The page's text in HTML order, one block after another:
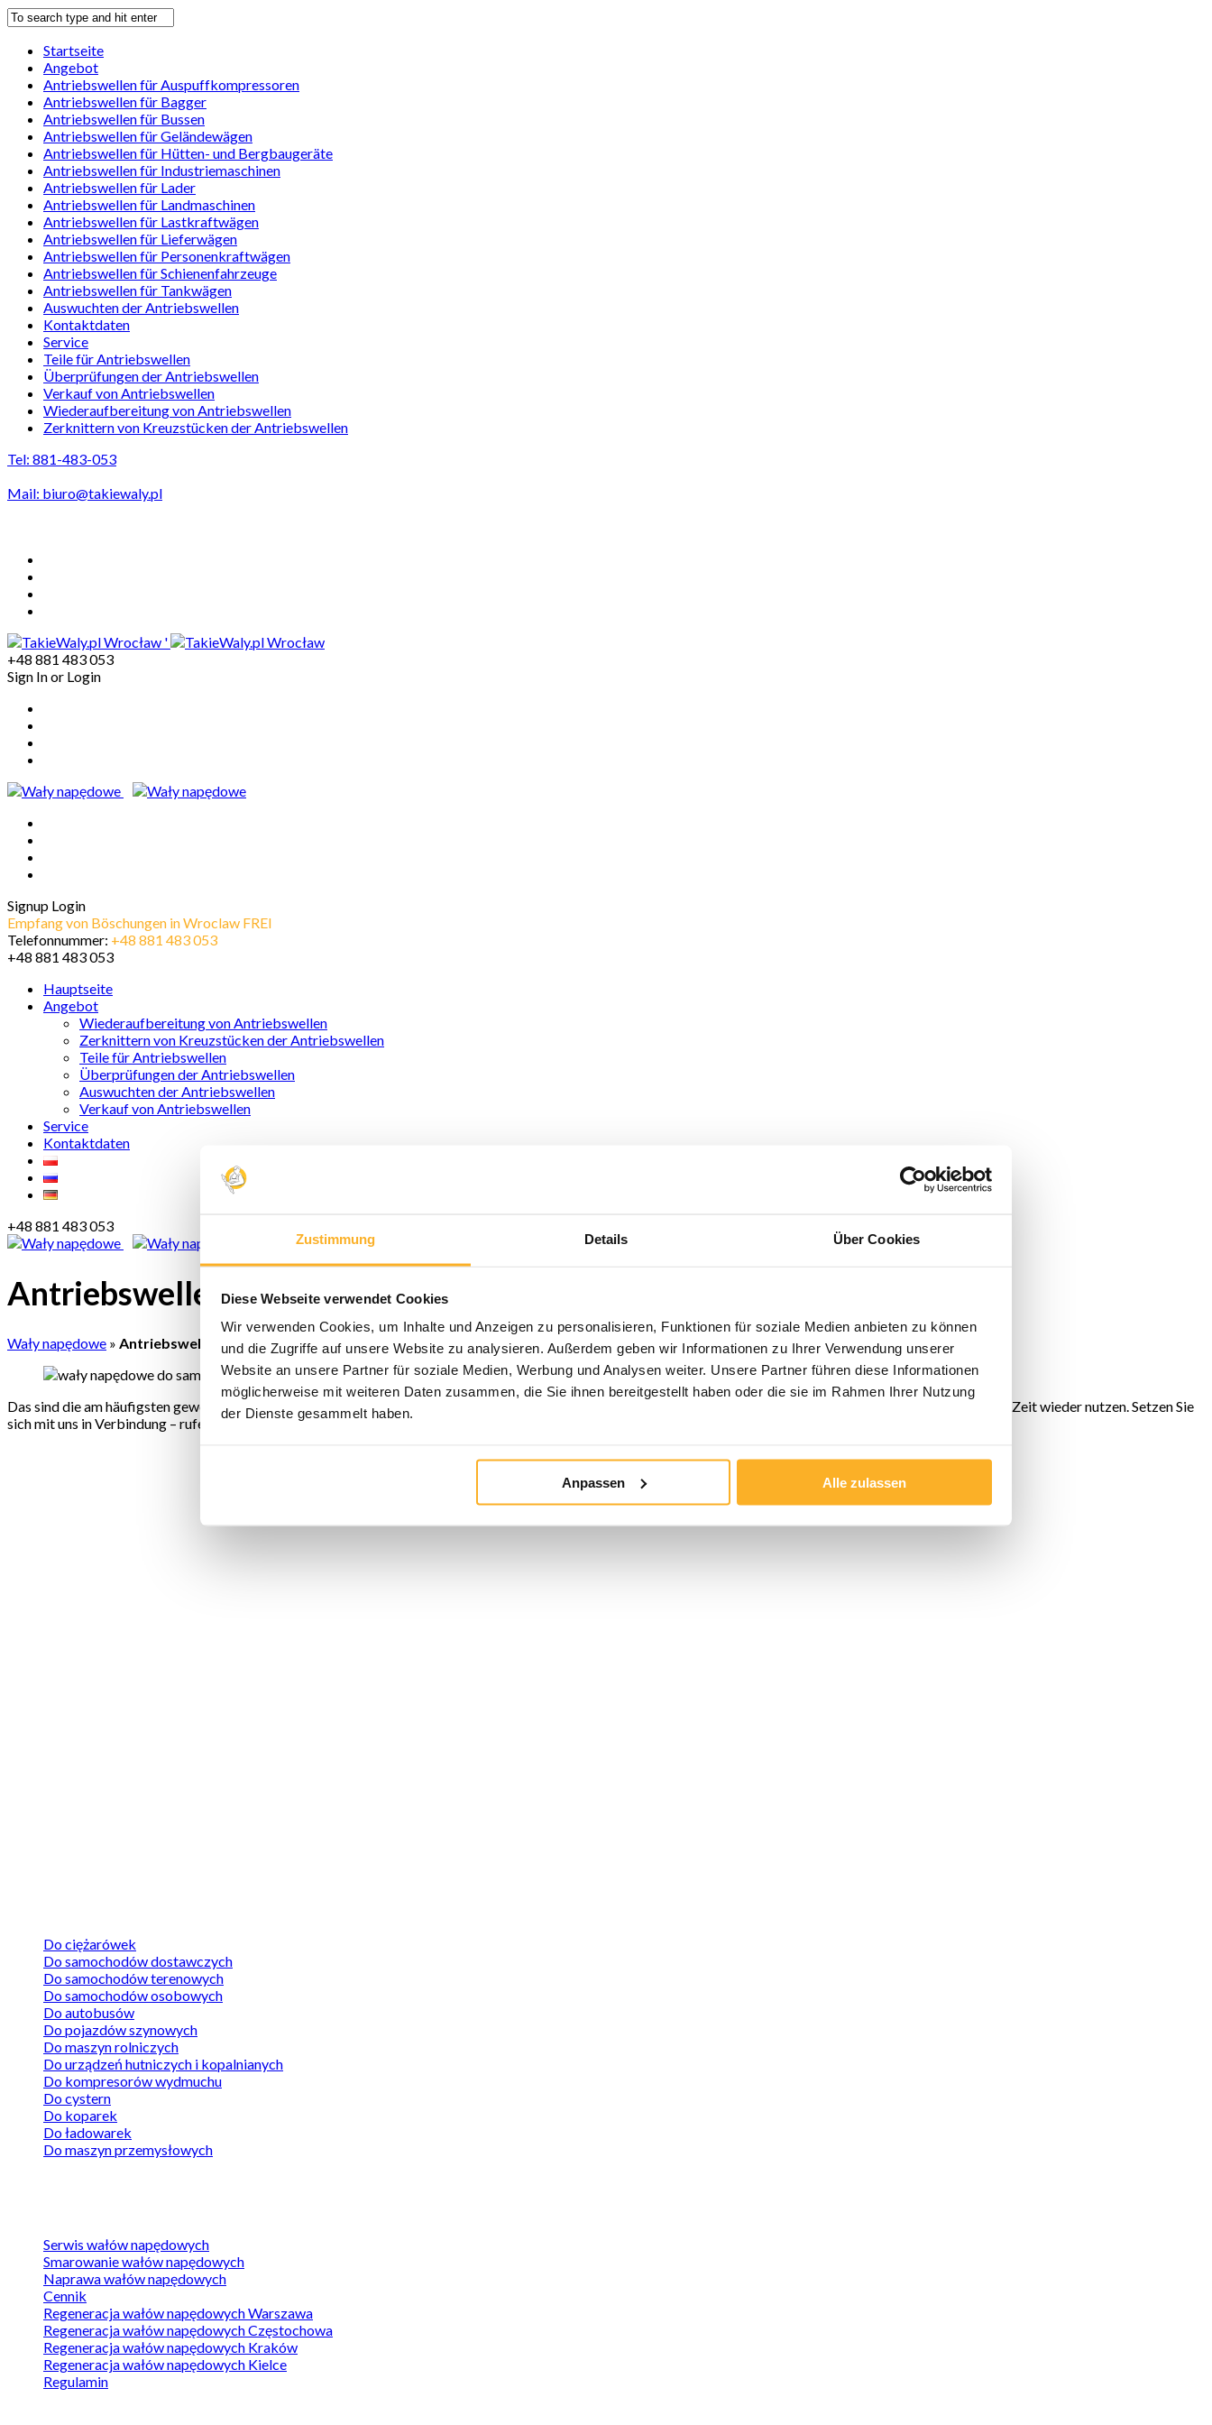
Zustimmung Details Über Cookies
Diese Webseite verwendet Cookies
Wir verwenden Cookies, um Inhalte und Anzeigen zu personalisieren, Funktionen für soziale Medien anbieten zu können
und die Zugriffe auf unsere Website zu analysieren. Außerdem geben wir Informationen zu Ihrer Verwendung unserer
Website an unsere Partner für soziale Medien, Werbung und Analysen weiter. Unsere Partner führen diese Informationen
möglicherweise mit weiteren Daten zusammen, die Sie ihnen bereitgestellt haben oder die sie im Rahmen Ihrer Nutzung
der Dienste gesammelt haben.
Anpassen Alle zulassen
Startseite
Angebot
Antriebswellen für Auspuffkompressoren
Antriebswellen für Bagger
Antriebswellen für Bussen
Antriebswellen für Geländewägen
Antriebswellen für Hütten- und Bergbaugeräte
Antriebswellen für Industriemaschinen
Antriebswellen für Lader
Antriebswellen für Landmaschinen
Antriebswellen für Lastkraftwägen
Antriebswellen für Lieferwägen
Antriebswellen für Personenkraftwägen
Antriebswellen für Schienenfahrzeuge
Antriebswellen für Tankwägen
Auswuchten der Antriebswellen
Kontaktdaten
Service
Teile für Antriebswellen
Überprüfungen der Antriebswellen
Verkauf von Antriebswellen
Wiederaufbereitung von Antriebswellen
Zerknittern von Kreuzstücken der Antriebswellen
Tel: 881-483-053
Mail: biuro@takiewaly.pl
'
+48 881 483 053
Sign Inor Login
Signup Login
Empfang von Böschungen in Wroclaw FREI
Telefonnummer: +48 881 483 053
+48 881 483 053
Hauptseite
Angebot
Wiederaufbereitung von Antriebswellen
Zerknittern von Kreuzstücken der Antriebswellen
Teile für Antriebswellen
Überprüfungen der Antriebswellen
Auswuchten der Antriebswellen
Verkauf von Antriebswellen
Service
Kontaktdaten
+48 881 483 053
Antriebswellen für Personenkraftwägen
Wały napędowe » Antriebswellen für Personenkraftwägen
Das sind die am häufigsten gewechselten Antriebswellen, deren Beschädigungen sofort von uns repariert werden. Unsere Kunden können dann ihre PKWs in kurzer Zeit wieder nutzen. Setzen Sie
sich mit uns in Verbindung – rufen Sie uns an und erfahren Sie, ob wir die Teile für Ihr Fahrzeugmodell besitzen
Do ciężarówek
Do samochodów dostawczych
Do samochodów terenowych
Do samochodów osobowych
Do autobusów
Do pojazdów szynowych
Do maszyn rolniczych
Do urządzeń hutniczych i kopalnianych
Do kompresorów wydmuchu
Do cystern
Do koparek
Do ładowarek
Do maszyn przemysłowych
Serwis wałów napędowych
Smarowanie wałów napędowych
Naprawa wałów napędowych
Cennik
Regeneracja wałów napędowych Warszawa
Regeneracja wałów napędowych Częstochowa
Regeneracja wałów napędowych Kraków
Regeneracja wałów napędowych Kielce
Regulamin